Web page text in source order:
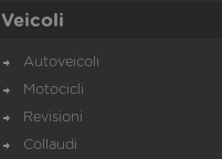
Veicoli
Autoveicoli
Motocicli
Revisioni
Collaudi